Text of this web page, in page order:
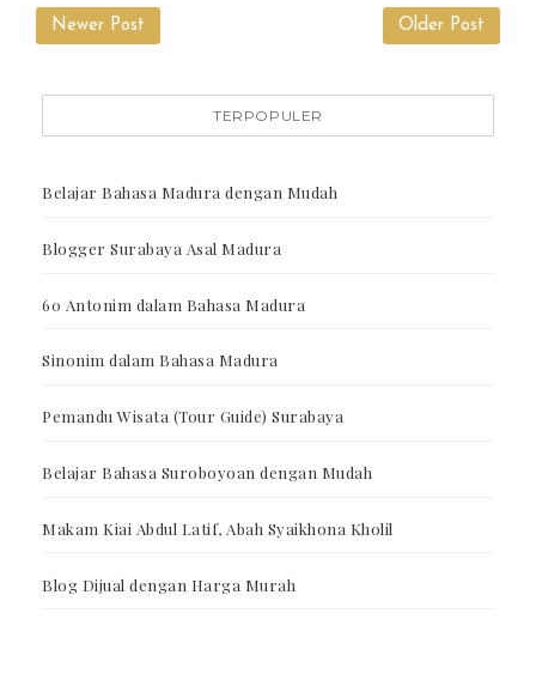
Newer Post Older Post
TERPOPULER
Belajar Bahasa Madura dengan Mudah
Blogger Surabaya Asal Madura
60 Antonim dalam Bahasa Madura
Sinonim dalam Bahasa Madura
Pemandu Wisata (Tour Guide) Surabaya
Belajar Bahasa Suroboyoan dengan Mudah
Makam Kiai Abdul Latif, Abah Syaikhona Kholil
Blog Dijual dengan Harga Murah